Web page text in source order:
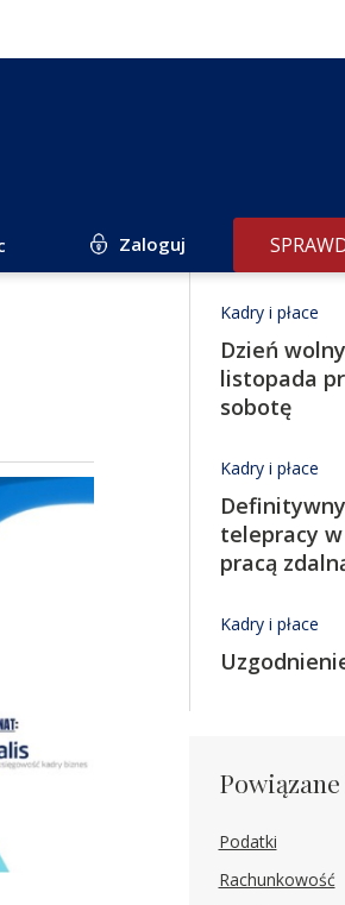
Zaloguj Redakcja
Kadry i płace
Dzień
listopada
sobotę
Kadry i płace
telepracy
pracą
Kadry i płace
Podatki
Rachunkowość